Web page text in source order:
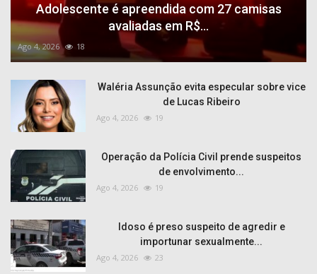
Adolescente é apreendida com 27 camisas
avaliadas em R$...
Ago 4, 2026 18
Waléria Assunção evita especular sobre vice
de Lucas Ribeiro
Ago 4, 2026 19
Operação da Polícia Civil prende suspeitos
de envolvimento...
Ago 4, 2026 19
Idoso é preso suspeito de agredir e
importunar sexualmente...
Ago 4, 2026 23